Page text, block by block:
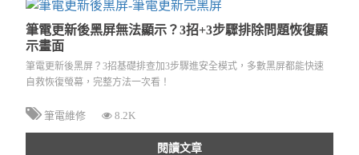
筆電更新後黑屏無法顯示？3招+3步驟排除問題恢復顯
示畫面
筆電更新後黑屏？3招基礎排查加3步驟進安全模式，多數黑屏都能快速
自救恢復螢幕，完整方法一次看！
筆電維修 8.2K
閱讀文章